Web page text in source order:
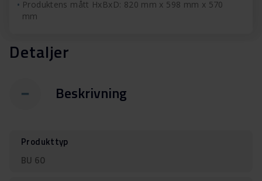
Produktens mått HxBxD: 820 mm x 598 mm x 570
mm
Detaljer
Beskrivning
Produkttyp
BU 60